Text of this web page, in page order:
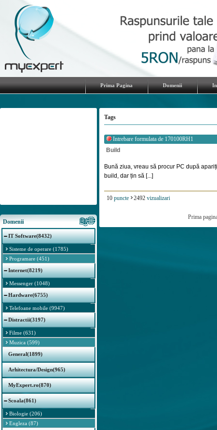
Prima Pagina Domenii
Domenii
IT Software(8432)
Sisteme de operare (1785)
Programare (451)
Internet(8219)
Messenger (1048)
Hardware(6755)
Telefoane mobile (9947)
Distractii(3197)
Filme (631)
Muzica (599)
General(1899)
Arhitectura/Design(965)
MyExpert.ro(870)
Scoala(861)
Biologie (206)
Engleza (87)
Tags
Intrebare formulata de 170100RH1
Build
Bună ziua, vreau să procur PC după
build, dar țin să [...]
10 puncte 2492 vizualizari
Prima